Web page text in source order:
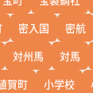
密入国 密航
対州馬 対馬
賀町 小学校